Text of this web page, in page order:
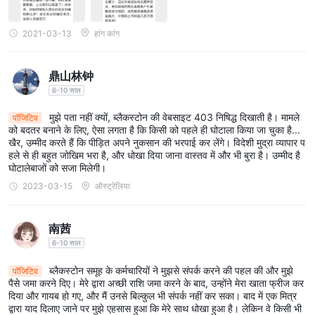
जोखिमों का सम्पूर्ण मूल्यांकन करना चाहिए।
खाता खोलने का तरीका?
निगरानी की स्थिति संदिग्ध है, आप आमतौर पर निम्नलिखित कदमों का पालन करेंगे।
हालांकि, कृपया आगे बढ़ने से पहले सतर्कता बरतें और व्यापक जांच-पड़ताल करें:
पूरी करके शुरू करें। यह आमतौर पर आपके नाम, पता, संपर्क जानकारी और संभवतः
कुछ वित्तीय पृष्ठभूमि जैसी व्यक्तिगत विवरणों के एक फॉर्म भरने के माध्यम से होता है।
केवाईसी दस्तावेज़ सबमिट करें: आपको पहचान सत्यापन के लिए ज्ञात अपने ग्राहक
(केवाईसी) दस्तावेज़ प्रदान करने की आवश्यकता होगी। यह चरण वित्तीय सेवाओं में
मानक है और आमतौर पर सरकारी जारी आईडी, निवास का प्रमाण (उपयोगिता बिल की
होती है।
अपने खाते में फंड जमा करें: जब आपका खाता सेट अप और सत्यापित हो जाए, तो
न्यूनतम आवश्यक जमा के साथ इसे फंड करें, जो इस मामले में $500 है। फंडिंग विधियाँ
आमतौर पर बैंक ट्रांसफर, क्रेडिट/डेबिट कार्ड और तृतीय-पक्ष भुगतान विकल्पों को
शामिल करती हैं। इन लेनदेनों से संबंधित किसी भी शुल्क या नियम को समझें।
2021-03-13 हांग कांग
鼎山林钟
6-10 साल
पॉजिटिव
मुझे पता नहीं क्यों, ब्लैकस्टोन की वेबसाइट 403 निषिद्ध दिखाती है। मामले
को बदतर बनाने के लिए, ऐसा लगता है कि किसी को पहले ही घोटाला किया जा चुका है...
खैर, उम्मीद करते हैं कि पीड़ित अपने नुकसान की भरपाई कर लेंगे। विदेशी मुद्रा व्यापार प
हले से ही बहुत जोखिम भरा है, और धोखा दिया जाना वास्तव में और भी बुरा है। उम्मीद है
घोटालेबाजों को सजा मिलेगी।
2023-03-15 ऑस्ट्रेलिया
南茜
6-10 साल
पॉजिटिव
ब्लैकस्टोन समूह के कर्मचारियों ने मुझसे संपर्क करने की पहल की और मुझे
पैसे जमा करने दिए। मेरे द्वारा अच्छी राशि जमा करने के बाद, उन्होंने मेरा खाता फ्रीज कर
दिया और गायब हो गए, और मैं उनसे बिल्कुल भी संपर्क नहीं कर सका। बाद में एक मित्र
द्वारा याद दिलाए जाने पर मुझे एहसास हुआ कि मेरे साथ धोखा हुआ है। लेकिन वे किसी भी